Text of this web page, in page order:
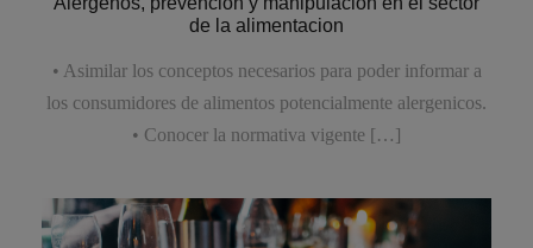
de la alimentacion
• Asimilar los conceptos necesarios para poder informar a
los consumidores de alimentos potencialmente alergenicos.
• Conocer la normativa vigente […]